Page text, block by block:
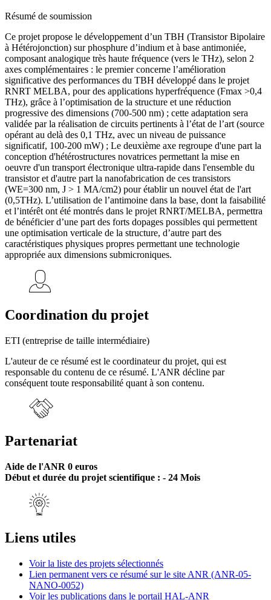
Résumé de soumission
Ce projet propose le développement d’un TBH (Transistor Bipolaire
à Hétérojonction) sur phosphure d’indium et à base antimoniée,
composant analogique très haute fréquence (vers le THz), selon 2
axes complémentaires : le premier concerne l’amélioration
significative des performances du TBH développé dans le projet
RNRT MELBA, pour des applications hyperfréquence (Fmax >0,4
THz), grâce à l’optimisation de la structure et une réduction
progressive des dimensions (700-500 nm) ; cette adaptation sera
validée par la réalisation de circuits pertinents à l’état de l’art (source
opérant au delà des 0,1 THz, avec un niveau de puissance
significatif, 100-200 mW) ; Le deuxième axe regroupe d'une part la
conception d'hétérostructures novatrices permettant la mise en
oeuvre d'un transport électronique ultra-rapide dans l'ensemble du
transistor et d'autre part la nanofabrication de ces transistors
(WE=300 nm, J > 1 MA/cm2) pour établir un nouvel état de l'art
(0,5THz). L’utilisation de l’antimoine dans la base, dont la faisabilité
et l’intérêt ont été montrés dans le projet RNRT/MELBA, permettra
de bénéficier d’une part des forts dopages possibles qui permettent
une optimisation verticale de la structure, d’autre part des
caractéristiques physiques propres permettant une technologie
appropriée aux dimensions submicroniques.
Coordination du projet
ETI (entreprise de taille intermédiaire)
L'auteur de ce résumé est le coordinateur du projet, qui est
responsable du contenu de ce résumé. L'ANR décline par
conséquent toute responsabilité quant à son contenu.
Partenariat
Aide de l'ANR 0 euros
Début et durée du projet scientifique : - 24 Mois
Liens utiles
Voir la liste des projets sélectionnés
Lien permanent vers ce résumé sur le site ANR (ANR-05-
NANO-0052)
Voir les publications dans le portail HAL-ANR